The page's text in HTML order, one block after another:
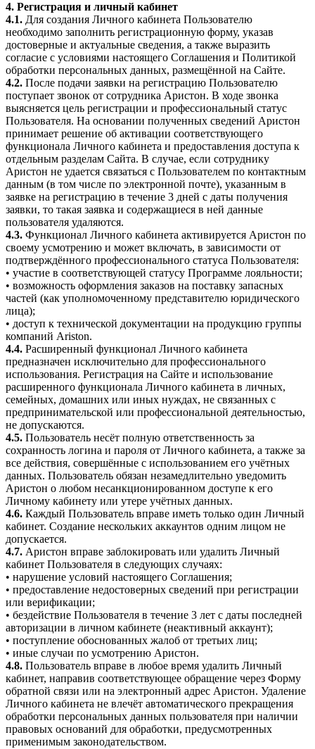
4. Регистрация и личный кабинет
4.1. Для создания Личного кабинета Пользователю
необходимо заполнить регистрационную форму, указав
достоверные и актуальные сведения, а также выразить
согласие с условиями настоящего Соглашения и Политикой
обработки персональных данных, размещённой на Сайте.
4.2. После подачи заявки на регистрацию Пользователю
поступает звонок от сотрудника Аристон. В ходе звонка
выясняется цель регистрации и профессиональный статус
Пользователя. На основании полученных сведений Аристон
принимает решение об активации соответствующего
функционала Личного кабинета и предоставления доступа к
отдельным разделам Сайта. В случае, если сотруднику
Аристон не удается связаться с Пользователем по контактным
данным (в том числе по электронной почте), указанным в
заявке на регистрацию в течение 3 дней с даты получения
заявки, то такая заявка и содержащиеся в ней данные
пользователя удаляются.
4.3. Функционал Личного кабинета активируется Аристон по
своему усмотрению и может включать, в зависимости от
подтверждённого профессионального статуса Пользователя:
• участие в соответствующей статусу Программе лояльности;
• возможность оформления заказов на поставку запасных
частей (как уполномоченному представителю юридического
лица);
• доступ к технической документации на продукцию группы
компаний Ariston.
4.4. Расширенный функционал Личного кабинета
предназначен исключительно для профессионального
использования. Регистрация на Сайте и использование
расширенного функционала Личного кабинета в личных,
семейных, домашних или иных нуждах, не связанных с
предпринимательской или профессиональной деятельностью,
не допускаются.
4.5. Пользователь несёт полную ответственность за
сохранность логина и пароля от Личного кабинета, а также за
все действия, совершённые с использованием его учётных
данных. Пользователь обязан незамедлительно уведомить
Аристон о любом несанкционированном доступе к его
Личному кабинету или утере учётных данных.
4.6. Каждый Пользователь вправе иметь только один Личный
кабинет. Создание нескольких аккаунтов одним лицом не
допускается.
4.7. Аристон вправе заблокировать или удалить Личный
кабинет Пользователя в следующих случаях:
• нарушение условий настоящего Соглашения;
• предоставление недостоверных сведений при регистрации
или верификации;
• бездействие Пользователя в течение 3 лет с даты последней
авторизации в личном кабинете (неактивный аккаунт);
• поступление обоснованных жалоб от третьих лиц;
• иные случаи по усмотрению Аристон.
4.8. Пользователь вправе в любое время удалить Личный
кабинет, направив соответствующее обращение через Форму
обратной связи или на электронный адрес Аристон. Удаление
Личного кабинета не влечёт автоматического прекращения
обработки персональных данных пользователя при наличии
правовых оснований для обработки, предусмотренных
применимым законодательством.